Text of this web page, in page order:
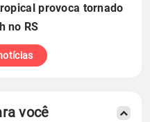
provoca tornado
no RS
você